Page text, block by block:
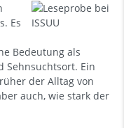
Es
Bedeutung als
Sehnsuchtsort. Ein
der Alltag von
auch, wie stark der